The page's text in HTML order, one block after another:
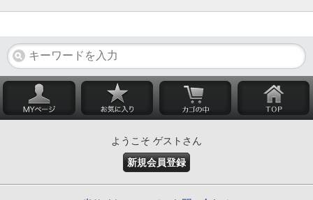
ようこそ ゲストさん
新規会員登録